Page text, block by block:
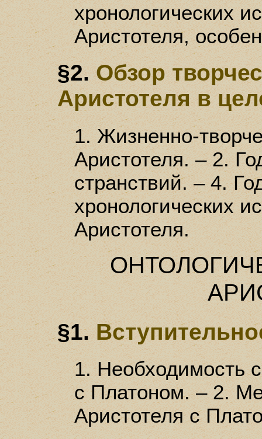
хронологических
Аристотеля,
§2. Обзор
Аристотеля в
1. Жизненно-
Аристотеля. – 2.
странствий. – 4.
хронологических
Аристотеля.
§1.
1. Необходимость
с Платоном. – 2.
Аристотеля с